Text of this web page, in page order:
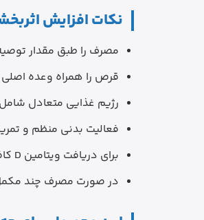
نکات افزایش
مصرف را طبق مقدار
قرص را همراه وعده
رژیم غذایی متعادل
فعالیت بدنی منظم و
برای دریافت ویتامین D کافی، وضعیت فردی و نیاز بدن باید با پزشک بررسی شود.
در صورت مصرف چند مکمل